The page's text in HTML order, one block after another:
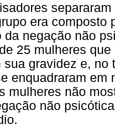
era composto
da negação não
25 mulheres
sua gravidez e, no
enquadraram em
mulheres não
não